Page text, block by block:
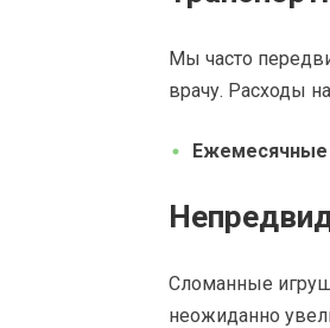
Мы часто
врачу. Расходы
Ежемесячные
Сломанные
неожиданно